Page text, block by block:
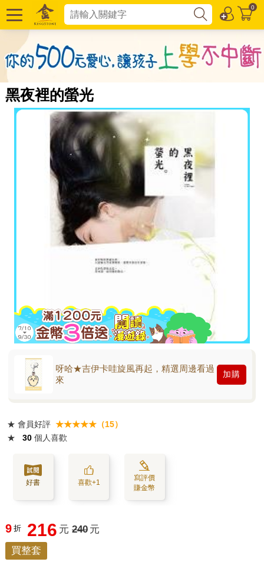
0
黑夜裡的螢光
呀哈★吉伊卡哇旋風再起，精選周邊看過
來
加購
★ 會員好評 ★★★★★（15）
★
30 個人喜歡
好書 喜歡+1
寫評價
賺金幣
9 折 216 元 240 元
買整套